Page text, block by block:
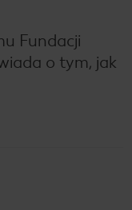
Fundacji
o tym, jak